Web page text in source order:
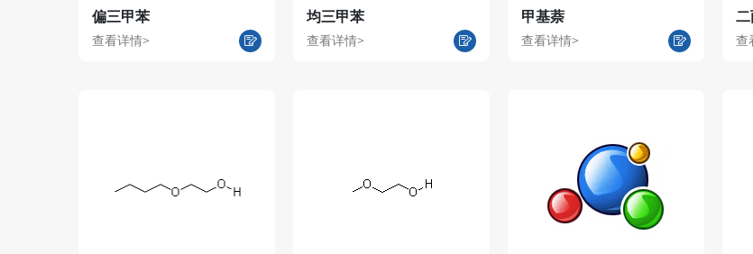
偏三甲苯
查看详情>
均三甲苯
查看详情>
甲基萘
查看详情> 查